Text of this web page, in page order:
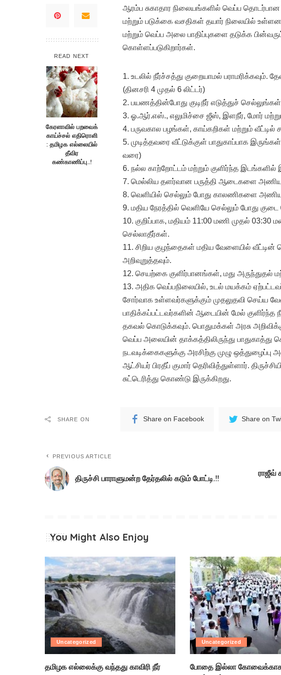
READ NEXT
கேரளாவில் பறவைக்
காய்ச்சல் எதிரொளி
: தமிழக எல்லையில்
தீவிர
கண்காணிப்பு..!
ஆரம்ப சுகாதார நிலையங்களில் வெப்ப
மற்றும் படுக்கை வசதிகள் தயார் நிலையில்
மற்றும் வெப்ப அலை பாதிப்புகளை தடுக்க
கொள்ளப்படுகிறார்கள்.
1. உடலில் நீர்ச்சத்து குறையாமல்
(தினசரி 4 முதல் 6 லிட்டர்)
2. பயணத்தின்போது குடிநீர் எடுத்துச்
3. ஓ.ஆர்.எஸ்., எலுமிச்சை ஜீஸ், இளநீர், மோர்
4. பருவகால பழங்கள், காய்கறிகள் மற்றும்
5. முடித்தவரை வீட்டுக்குள் பாதுகாப்பாக
வரை)
6. நல்ல காற்றோட்டம் மற்றும் குளிர்ந்த இடங்களில்
7. மெல்லிய தளர்வான பருத்தி ஆடைகளை
8. வெளியில் செல்லும் போது காலணிகளை
9. மதிய நேரத்தில் வெளியே செல்லும் போது
10. குறிப்பாக, மதியம் 11:00 மணி முதல்
செல்லாதீர்கள்.
11. சிறிய குழந்தைகள் மதிய வேளையில்
அறிவுறுத்தவும்.
12. செயற்கை குளிர்பானங்கள், மது அருந்துதல்
13. அதிக வெப்பநிலையில், உடல் மயக்கம்
சோர்வாக உள்ளவர்களுக்கும் முதலுதவி செய்ய
பாதிக்கப்பட்டவர்களின் ஆடையின் மேல் குளிர்ந்த
தகவல் கொடுக்கவும். பொதுமக்கள் அரசு
வெப்ப அலையின் தாக்கத்திலிருந்து பாதுகாத்து
நடவடிக்கைகளுக்கு அரசிற்கு முழு ஒத்துழைப்பு
ஆட்சியர் பிரதீப் குமார் தெரிவித்துள்ளார்.
சுட்டெரித்து கொண்டு இருக்கிறது.
SHARE ON Share on Facebook Share on
PREVIOUS ARTICLE
திருச்சி பாராளுமன்ற தேர்தலில் கடும் போட்டி.!!
ராஜீவ்
You Might Also Enjoy
Uncategorized
தமிழக எல்லைக்கு வந்தது காவிரி நீர்
Uncategorized
போதை இல்லா